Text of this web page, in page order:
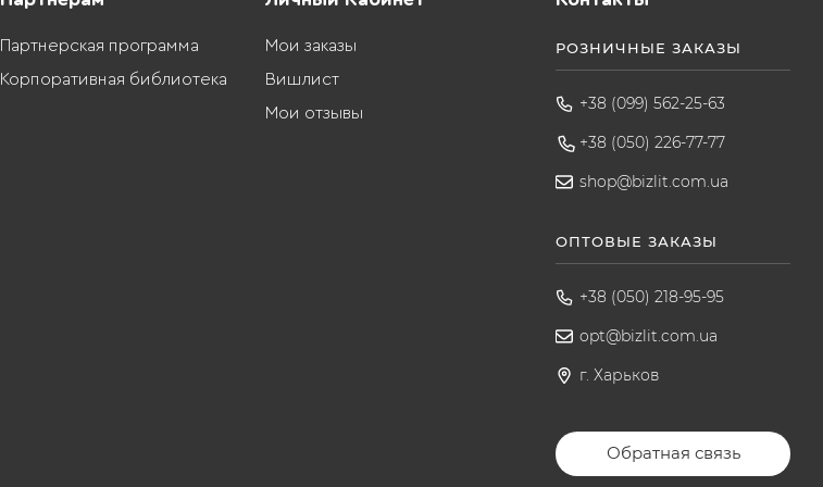
Партнерская программа
Корпоративная библиотека
Мои заказы
Вишлист
Мои отзывы
РОЗНИЧНЫЕ ЗАКАЗЫ
+38 (099) 562-25-63
+38 (050) 226-77-77
shop@bizlit.com.ua
ОПТОВЫЕ ЗАКАЗЫ
+38 (050) 218-95-95
opt@bizlit.com.ua
г. Харьков
Обратная связь